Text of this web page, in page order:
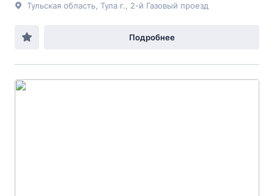
Тульская область, Тула г., 2-й Газовый проезд
Подробнее